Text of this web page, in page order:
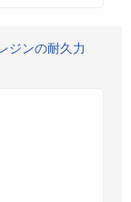
ジンの耐久力